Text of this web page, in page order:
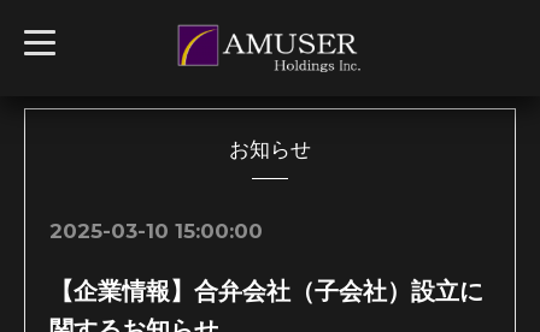
t
o
l
お知らせ
2025-03-10 15:00:00
【企業情報】合弁会社（子会社）設立に